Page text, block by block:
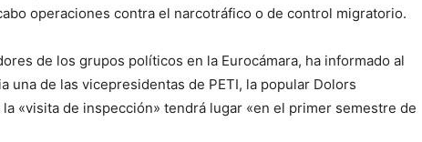
operaciones contra el narcotráfico o de control migratorio.
de los grupos políticos en la Eurocámara, ha informado al
una de las vicepresidentas de PETI, la popular Dolors
«visita de inspección» tendrá lugar «en el primer semestre de